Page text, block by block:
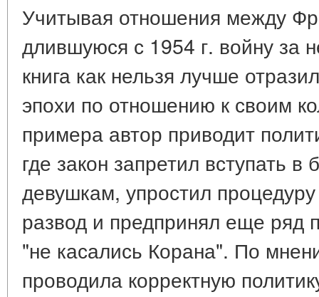
Учитывая отношения между
длившуюся с 1954 г. войну за
книга как нельзя лучше
эпохи по отношению к своим
примера автор приводит
где закон запретил вступать
девушкам, упростил
развод и предпринял еще ряд
"не касались Корана". По
проводила корректную